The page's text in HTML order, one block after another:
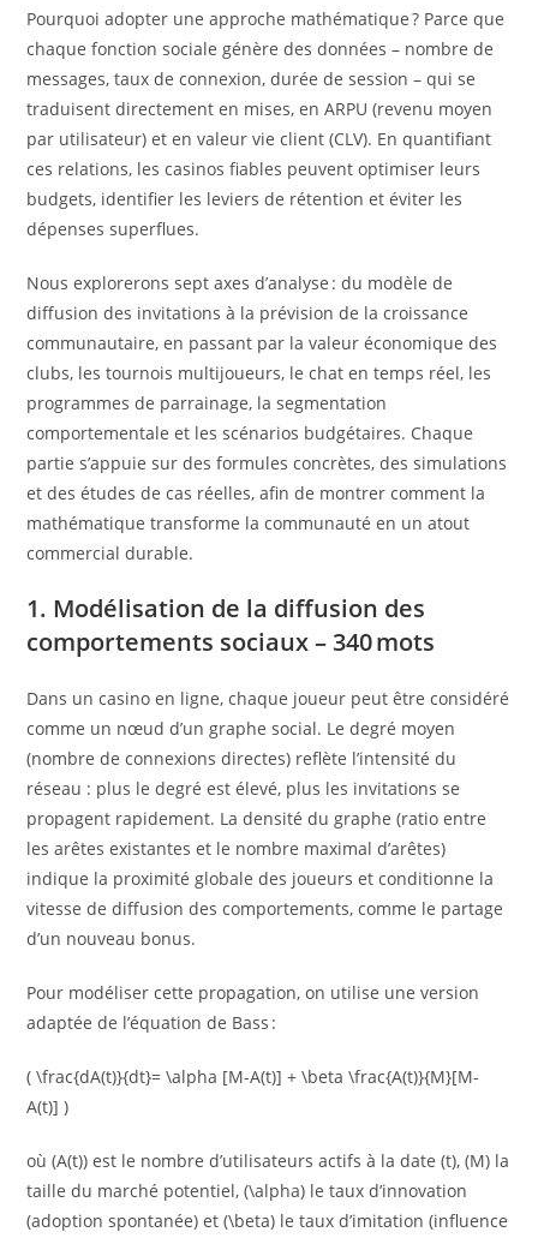
Pourquoi adopter une approche mathématique ? Parce que
chaque fonction sociale génère des données – nombre de
messages, taux de connexion, durée de session – qui se
traduisent directement en mises, en ARPU (revenu moyen
par utilisateur) et en valeur vie client (CLV). En quantifiant
ces relations, les casinos fiables peuvent optimiser leurs
budgets, identifier les leviers de rétention et éviter les
dépenses superflues.
Nous explorerons sept axes d’analyse : du modèle de
diffusion des invitations à la prévision de la croissance
communautaire, en passant par la valeur économique des
clubs, les tournois multijoueurs, le chat en temps réel, les
programmes de parrainage, la segmentation
comportementale et les scénarios budgétaires. Chaque
partie s’appuie sur des formules concrètes, des simulations
et des études de cas réelles, afin de montrer comment la
mathématique transforme la communauté en un atout
commercial durable.
1. Modélisation de la diffusion des
comportements sociaux – 340 mots
Dans un casino en ligne, chaque joueur peut être considéré
comme un nœud d’un graphe social. Le degré moyen
(nombre de connexions directes) reflète l’intensité du
réseau : plus le degré est élevé, plus les invitations se
propagent rapidement. La densité du graphe (ratio entre
les arêtes existantes et le nombre maximal d’arêtes)
indique la proximité globale des joueurs et conditionne la
vitesse de diffusion des comportements, comme le partage
d’un nouveau bonus.
Pour modéliser cette propagation, on utilise une version
adaptée de l’équation de Bass :
( \frac{dA(t)}{dt}= \alpha [M-A(t)] + \beta \frac{A(t)}{M}[M-
A(t)] )
où (A(t)) est le nombre d’utilisateurs actifs à la date (t), (M) la
taille du marché potentiel, (\alpha) le taux d’innovation
(adoption spontanée) et (\beta) le taux d’imitation (influence